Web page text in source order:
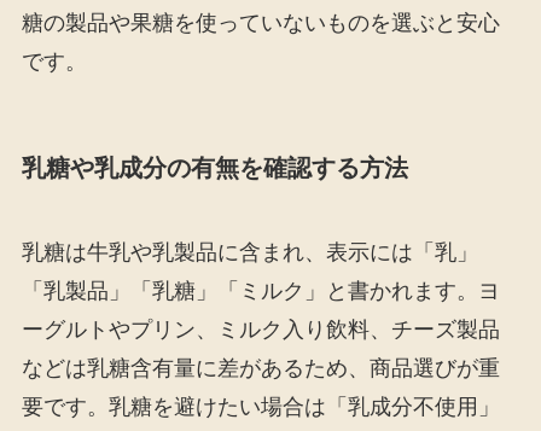
糖の製品や果糖を使っていないものを選ぶと安心
です。
乳糖や乳成分の有無を確認する方法
乳糖は牛乳や乳製品に含まれ、表示には「乳」
「乳製品」「乳糖」「ミルク」と書かれます。ヨ
ーグルトやプリン、ミルク入り飲料、チーズ製品
などは乳糖含有量に差があるため、商品選びが重
要です。乳糖を避けたい場合は「乳成分不使用」